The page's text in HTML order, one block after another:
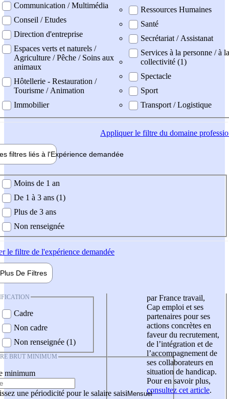
Communication / Multimédia
Conseil / Etudes
Direction d'entreprise
Espaces verts et naturels /
Agriculture / Pêche / Soins aux
animaux
Hôtellerie - Restauration /
Tourisme / Animation
Immobilier
Ressources Humaines
Santé
Secrétariat / Assistanat
Services à la personne / à la
collectivité (1)
Spectacle
Sport
Transport / Logistique
Appliquerle filtre du domaine
filtres liés à l'Expérience demandée
demandée
Moins de 1 an
De 1 à 3 ans (1)
Plus de 3 ans
Non renseignée
le filtre de l'expérience demandée
Plus De Filtres
Cadre
Non cadre
Non renseignée (1)
BRUT MINIMUM
minimum
une périodicité pour le salaire saisi
par France travail,
Cap emploi et ses
partenaires pour ses
actions concrètes en
faveur du recrutement,
de l’intégration et de
l’accompagnement de
ses collaborateurs en
situation de handicap.
Pour en savoir plus,
consultez cet article.